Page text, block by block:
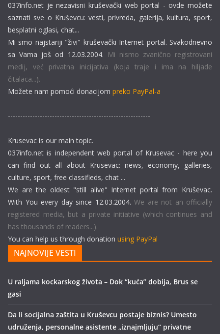
037info.net je nezavisni kruševački web portal - ovde možete
saznati sve o Kruševcu: vesti, privreda, galerija, kultura, sport,
besplatni oglasi, chat...
Mi smo najstariji "živi" kruševački Internet portal. Svakodnevno
sa Vama još od 12.03.2004. Mi nismo zvanično registrovani
medij, već privatna inicijativa (koja traje i ima na hiljade
čitalaca...).
Možete nam pomoći donacijom preko PayPal-a
----------------------------------------------------------
Krusevac is our main topic.
037info.net is independent web portal of Krusevac - here you
can find out all about Krusevac: news, economy, galleries,
culture, sport, free classifieds, chat ...
We are the oldest "still alive" Internet portal from Kruševac.
With You every day since 12.03.2004. We are not an officially
registered media, but a private initiative (which continues and
has thousands of readers...).
You can help us through donation using PayPal
NAJNOVIJE VESTI
U raljama kockarskog života – Dok “kuća” dobija, Brus se
gasi
Da li socijalna zaštita u Kruševcu postaje biznis? Umesto
udruženja, personalne asistente „iznajmljuju“ privatne